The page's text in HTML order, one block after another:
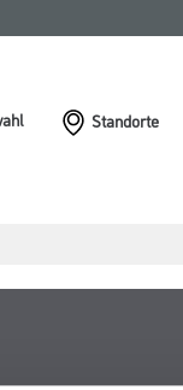
Standorte